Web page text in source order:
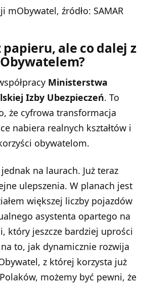
mObywatel, źródło: SAMAR
papieru, ale co dalej z
Ministerstwa
Izby Ubezpieczeń. To
że cyfrowa transformacja
nabiera realnych kształtów i
obywatelom.
na laurach. Już teraz
ulepszenia. W planach jest
większej liczby pojazdów
asystenta opartego na
który jeszcze bardziej uprości
na to, jak dynamicznie rozwija
z której korzysta już
możemy być pewni, że